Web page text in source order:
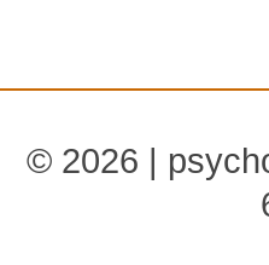
© 2026 |